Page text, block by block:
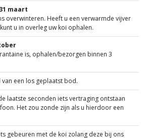
maart
overwinteren. Heeft u een verwarmde vijver
u in overleg uw koi ophalen.
is, ophalen/bezorgen binnen 3
een los geplaatst bod.
laatste seconden iets vertraging ontstaan
Het zou zonde zijn als u hierdoor een
gebeuren met de koi zolang deze bij ons